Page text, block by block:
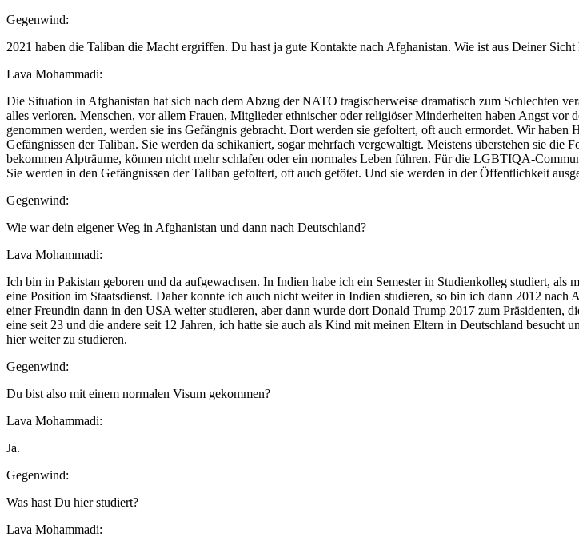
Gegenwind:
2021 haben die Taliban die Macht ergriffen. Du hast ja gute Kontakte nach Afghanistan. Wie ist aus Deiner
Lava Mohammadi:
Die Situation in Afghanistan hat sich nach dem Abzug der NATO tragischerweise dramatisch zum Schlechten
alles verloren. Menschen, vor allem Frauen, Mitglieder ethnischer oder religiöser Minderheiten haben Angst
genommen werden, werden sie ins Gefängnis gebracht. Dort werden sie gefoltert, oft auch ermordet. Wir
Gefängnissen der Taliban. Sie werden da schikaniert, sogar mehrfach vergewaltigt. Meistens überstehen sie
bekommen Alpträume, können nicht mehr schlafen oder ein normales Leben führen. Für die LGBTIQA-
Sie werden in den Gefängnissen der Taliban gefoltert, oft auch getötet. Und sie werden in der Öffentlichkeit
Gegenwind:
Wie war dein eigener Weg in Afghanistan und dann nach Deutschland?
Lava Mohammadi:
Ich bin in Pakistan geboren und da aufgewachsen. In Indien habe ich ein Semester in Studienkolleg studiert,
eine Position im Staatsdienst. Daher konnte ich auch nicht weiter in Indien studieren, so bin ich dann 2012
einer Freundin dann in den USA weiter studieren, aber dann wurde dort Donald Trump 2017 zum Präsidenten,
eine seit 23 und die andere seit 12 Jahren, ich hatte sie auch als Kind mit meinen Eltern in Deutschland
hier weiter zu studieren.
Gegenwind:
Du bist also mit einem normalen Visum gekommen?
Lava Mohammadi:
Ja.
Gegenwind:
Was hast Du hier studiert?
Lava Mohammadi: